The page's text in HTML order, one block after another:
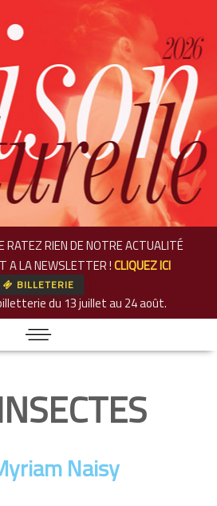
RATEZ RIEN DE NOTRE ACTUALITÉ
A LA NEWSLETTER !CLIQUEZ ICI
BILLETERIE
du 13 juillet au 24 août.
Naisy